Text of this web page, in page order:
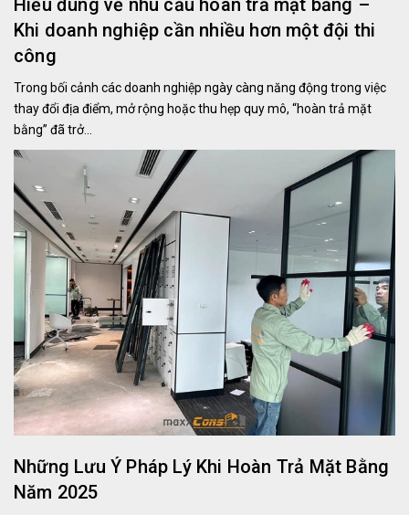
Khi doanh nghiệp cần nhiều hơn một đội thi
công
Trong bối cảnh các doanh nghiệp ngày càng năng động trong việc
thay đổi địa điểm, mở rộng hoặc thu hẹp quy mô, “hoàn trả mặt
bằng” đã trở...
Những Lưu Ý Pháp Lý Khi Hoàn Trả Mặt Bằng
Năm 2025